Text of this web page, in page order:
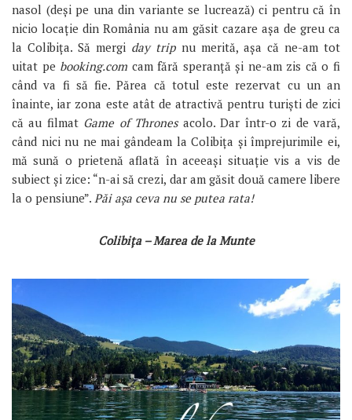
nasol (deși pe una din variante se lucrează) ci pentru că în
nicio locație din România nu am găsit cazare așa de greu ca
la Colibița. Să mergi day tripnu merită, așa că ne-am tot
uitat pe booking.com cam fără speranță și ne-am zis că o fi
când va fi să fie. Părea că totul este rezervat cu un an
înainte, iar zona este atât de atractivă pentru turiști de zici
că au filmat Game of Thronesacolo. Dar într-o zi de vară,
când nici nu ne mai gândeam la Colibița și împrejurimile ei,
mă sună o prietenă aflată în aceeași situație vis a vis de
subiect și zice: “n-ai să crezi, dar am găsit două camere libere
la o pensiune”. Păi așa ceva nu se putea rata!
Colibița – Marea de la Munte